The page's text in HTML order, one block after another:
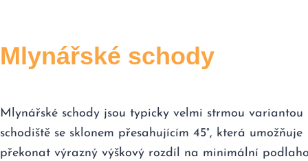
Mlynářské schody
Mlynářské schody jsou typicky velmi strmou variantou
schodiště se sklonem přesahujícím 45°, která umožňuje
překonat výrazný výškový rozdíl na minimální